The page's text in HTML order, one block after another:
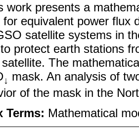
work presents a
for equivalent power flux
satellite systems in
protect earth stations
The
↓ mask. An analysis of
of the mask in the
Terms: Mathematical